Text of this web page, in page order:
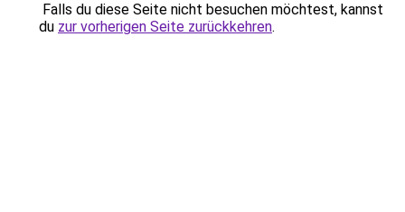
Falls du diese Seite nicht besuchen möchtest, kannst
du zur vorherigen Seite zurückkehren.